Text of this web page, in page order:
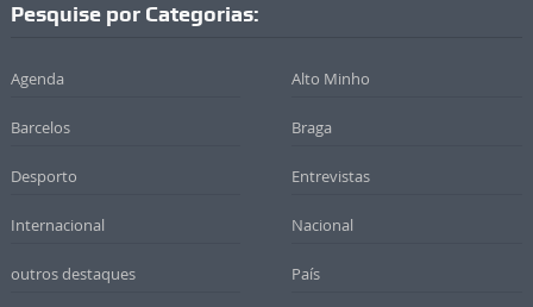
Pesquise por Categorias:
Agenda Alto Minho
Barcelos Braga
Desporto Entrevistas
Internacional Nacional
outros destaques País